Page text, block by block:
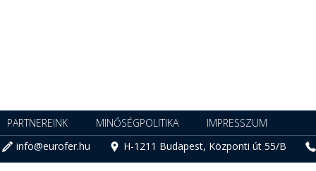
PARTNEREINK MINŐSÉGPOLITIKA
IMPRESSZUM
info@eurofer.hu
H-1211 Budapest, Központi út 55/B